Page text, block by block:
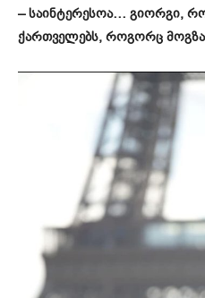
– საინტერესოა… გიორგი,
ქართველებს, როგორც